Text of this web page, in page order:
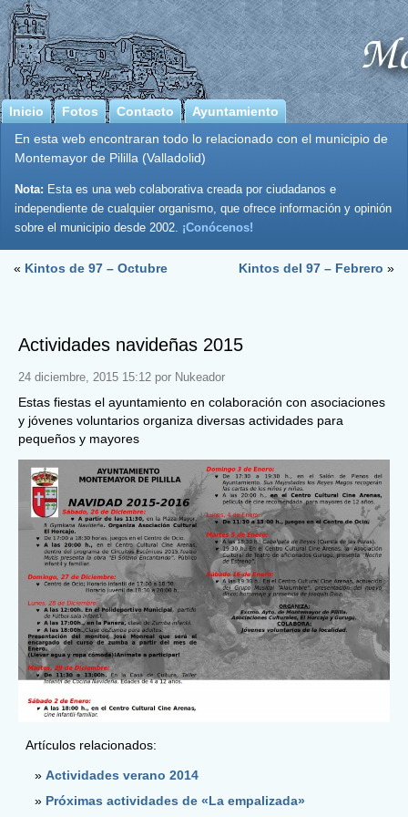
Inicio Fotos Contacto
Ayuntamiento
En esta web encontraran todo lo relacionado con el municipio de
Montemayor de Pililla (Valladolid)
Nota: Esta es una web colaborativa creada por ciudadanos e
independiente de cualquier organismo, que ofrece información y opinión
sobre el municipio desde 2002. ¡Conócenos!
« Kintos de 97 – Octubre Kintos del 97 – Febrero »
Actividades navideñas 2015
24 diciembre, 2015 15:12 por Nukeador
Estas fiestas el ayuntamiento en colaboración con asociaciones
y jóvenes voluntarios organiza diversas actividades para
pequeños y mayores
Artículos relacionados:
Actividades verano 2014
Próximas actividades de «La empalizada»